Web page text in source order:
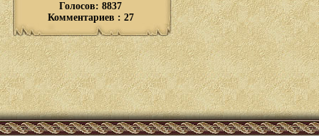
Голосов: 8837
Комментариев : 27